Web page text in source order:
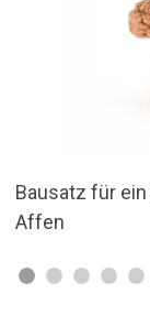
in Form eines